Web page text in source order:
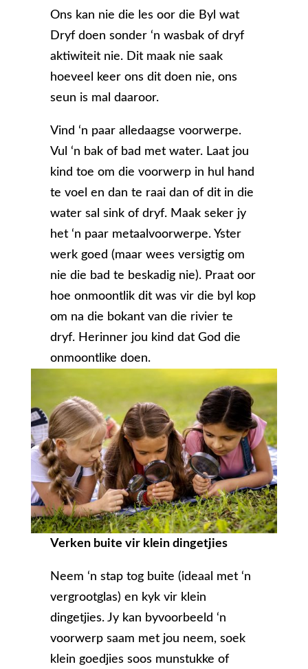
Ons kan nie die les oor die Byl wat
Dryf doen sonder ‘n wasbak of dryf
aktiwiteit nie. Dit maak nie saak
hoeveel keer ons dit doen nie, ons
seun is mal daaroor.
Vind ‘n paar alledaagse voorwerpe.
Vul ‘n bak of bad met water. Laat jou
kind toe om die voorwerp in hul hand
te voel en dan te raai dan of dit in die
water sal sink of dryf. Maak seker jy
het ‘n paar metaalvoorwerpe. Yster
werk goed (maar wees versigtig om
nie die bad te beskadig nie). Praat oor
hoe onmoontlik dit was vir die byl kop
om na die bokant van die rivier te
dryf. Herinner jou kind dat God die
onmoontlike doen.
Verken buite vir klein dingetjies
Neem ‘n stap tog buite (ideaal met ‘n
vergrootglas) en kyk vir klein
dingetjies. Jy kan byvoorbeeld ‘n
voorwerp saam met jou neem, soek
klein goedjies soos munstukke of